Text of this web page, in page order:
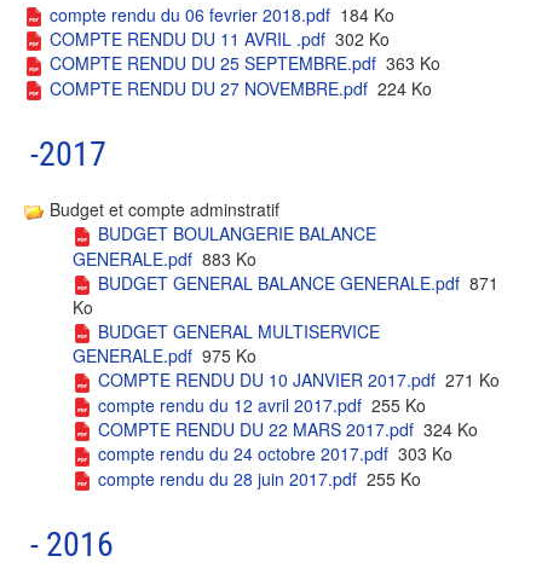
compte rendu du 06 fevrier 2018.pdf 184 Ko
COMPTE RENDU DU 11 AVRIL .pdf 302 Ko
COMPTE RENDU DU 25 SEPTEMBRE.pdf 363 Ko
COMPTE RENDU DU 27 NOVEMBRE.pdf 224 Ko
-2017
Budget et compte adminstratif
BUDGET BOULANGERIE BALANCE
GENERALE.pdf 883 Ko
BUDGET GENERAL BALANCE GENERALE.pdf 871
Ko
BUDGET GENERAL MULTISERVICE
GENERALE.pdf 975 Ko
COMPTE RENDU DU 10 JANVIER 2017.pdf 271 Ko
compte rendu du 12 avril 2017.pdf 255 Ko
COMPTE RENDU DU 22 MARS 2017.pdf 324 Ko
compte rendu du 24 octobre 2017.pdf 303 Ko
compte rendu du 28 juin 2017.pdf 255 Ko
- 2016